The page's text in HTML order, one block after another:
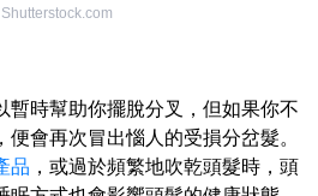
Shutterstock.com
暫時幫助你擺脫分叉，但如果你不
會再次冒出惱人的受損分岔髮。
品 ，或過於頻繁地吹乾頭髮時，頭